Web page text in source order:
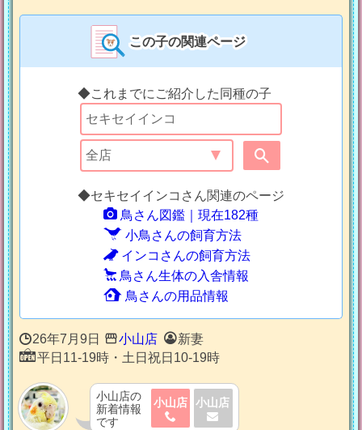
この子の関連ページ
◆これまでにご紹介した同種の子
◆セキセイインコさん関連のページ
鳥さん図鑑｜現在182種
小鳥さんの飼育方法
インコさんの飼育方法
鳥さん生体の入舎情報
鳥さんの用品情報
26年7月9日 小山店
新妻
平日11-19時・土日祝日10-19時
小山店の
新着情報
です
小山店 小山店